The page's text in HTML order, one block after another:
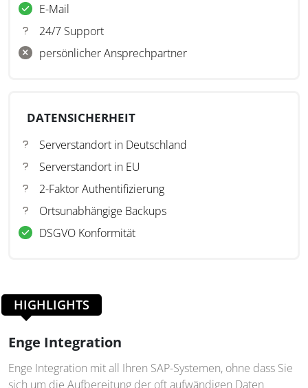
E-Mail
24/7 Support
persönlicher Ansprechpartner
DATENSICHERHEIT
Serverstandort in Deutschland
Serverstandort in EU
2-Faktor Authentifizierung
Ortsunabhängige Backups
DSGVO Konformität
HIGHLIGHTS
Enge Integration
Enge Integration mit all Ihren SAP-Systemen, ohne dass Sie
sich um die Aufbereitung der oft aufwändigen Daten